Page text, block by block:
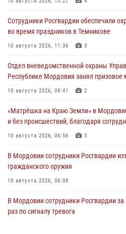
Сотрудники Росгвардии обеспечили
во время праздников в Темникове
10 августа 2026, 11:36 3
Отдел вневедомственной охраны
Республике Мордовия занял призовое
10 августа 2026, 08:41 2
«Матрёшка на Краю Земли» в
и без происшествий, благодаря
10 августа 2026, 06:56 3
В Мордовии сотрудники Росгвардии
гражданского оружия
10 августа 2026, 06:08
В Мордовии сотрудники Росгвардии
раз по сигналу тревога